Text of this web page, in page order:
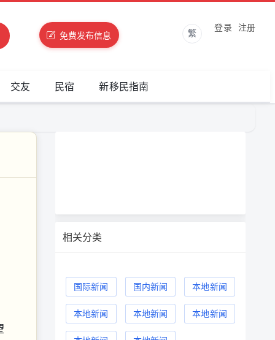
免费发布信息 繁
登录 注册
交友 民宿 新移民指南
相关分类
国际新闻 国内新闻 本地新闻
本地新闻 本地新闻 本地新闻